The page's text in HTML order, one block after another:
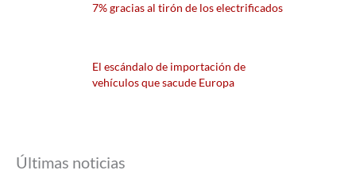
7% gracias al tirón de los electrificados
El escándalo de importación de
vehículos que sacude Europa
Últimas noticias